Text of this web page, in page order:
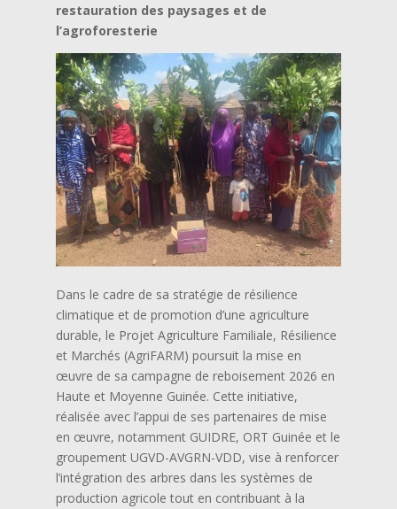
restauration des paysages et de
l’agroforesterie
Dans le cadre de sa stratégie de résilience
climatique et de promotion d’une agriculture
durable, le Projet Agriculture Familiale, Résilience
et Marchés (AgriFARM) poursuit la mise en
œuvre de sa campagne de reboisement 2026 en
Haute et Moyenne Guinée. Cette initiative,
réalisée avec l’appui de ses partenaires de mise
en œuvre, notamment GUIDRE, ORT Guinée et le
groupement UGVD-AVGRN-VDD, vise à renforcer
l’intégration des arbres dans les systèmes de
production agricole tout en contribuant à la